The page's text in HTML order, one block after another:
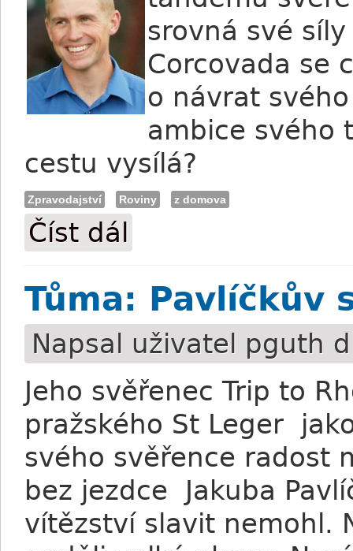
srovná své
Corcovada se
o návrat
ambice svého
cestu vysílá?
Zpravodajství Roviny z domova
Číst dál
Tůma: Pavlíčkův
Napsal uživatel pguth
Jeho svěřenec Trip to
pražského St Leger
svého svěřence radost
bez jezdce Jakuba
vítězství slavit nemohl.